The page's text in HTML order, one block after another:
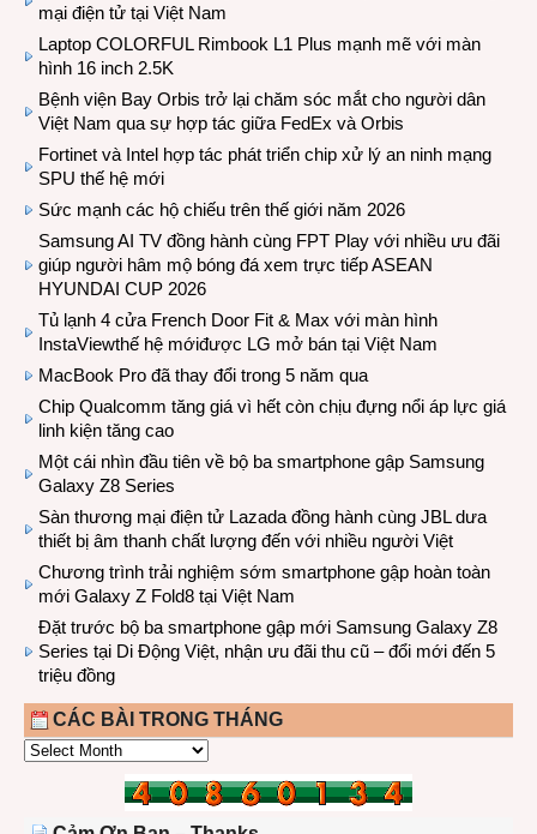
mại điện tử tại Việt Nam
Laptop COLORFUL Rimbook L1 Plus mạnh mẽ với màn
hình 16 inch 2.5K
Bệnh viện Bay Orbis trở lại chăm sóc mắt cho người dân
Việt Nam qua sự hợp tác giữa FedEx và Orbis
Fortinet và Intel hợp tác phát triển chip xử lý an ninh mạng
SPU thế hệ mới
Sức mạnh các hộ chiếu trên thế giới năm 2026
Samsung AI TV đồng hành cùng FPT Play với nhiều ưu đãi
giúp người hâm mộ bóng đá xem trực tiếp ASEAN
HYUNDAI CUP 2026
Tủ lạnh 4 cửa French Door Fit & Max với màn hình
InstaViewthế hệ mớiđược LG mở bán tại Việt Nam
MacBook Pro đã thay đổi trong 5 năm qua
Chip Qualcomm tăng giá vì hết còn chịu đựng nổi áp lực giá
linh kiện tăng cao
Một cái nhìn đầu tiên về bộ ba smartphone gập Samsung
Galaxy Z8 Series
Sàn thương mại điện tử Lazada đồng hành cùng JBL dưa
thiết bị âm thanh chất lượng đến với nhiều người Việt
Chương trình trải nghiệm sớm smartphone gập hoàn toàn
mới Galaxy Z Fold8 tại Việt Nam
Đặt trước bộ ba smartphone gập mới Samsung Galaxy Z8
Series tại Di Động Việt, nhận ưu đãi thu cũ – đổi mới đến 5
triệu đồng
CÁC BÀI TRONG THÁNG
CÁC
THÁNG